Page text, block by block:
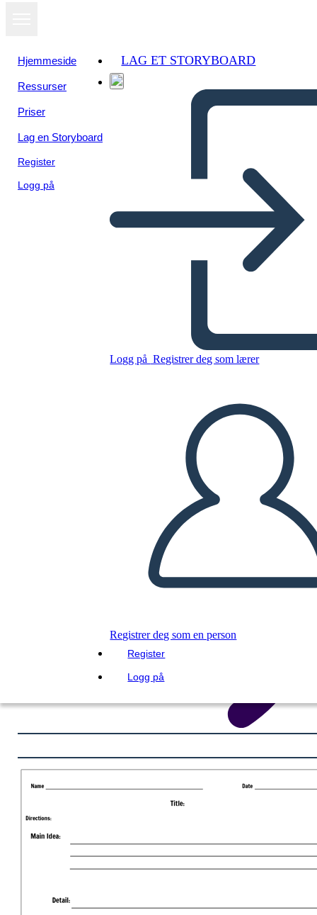
Hjemmeside
Ressurser
Priser
Lag en Storyboard
Register
Logg på
LAG ET STORYBOARD
Logg på Registrer deg som lærer
Registrer deg som en person
Register
Logg på
Kopier dette storyboardet
SPILLE AV LYSBILDEFREMVISNING
LES FOR MEG
Vis som
lysbildefremvisning